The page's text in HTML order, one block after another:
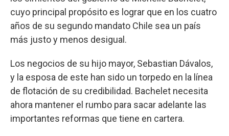
cuyo principal propósito es lograr que en los cuatro
años de su segundo mandato Chile sea un país
más justo y menos desigual.
Los negocios de su hijo mayor, Sebastian Dávalos,
y la esposa de este han sido un torpedo en la línea
de flotación de su credibilidad. Bachelet necesita
ahora mantener el rumbo para sacar adelante las
importantes reformas que tiene en cartera.